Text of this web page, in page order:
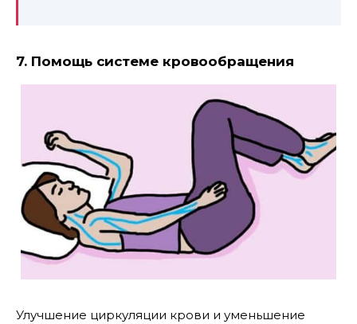
7. Помощь системе кровообращения
Улучшение циркуляции крови и уменьшение